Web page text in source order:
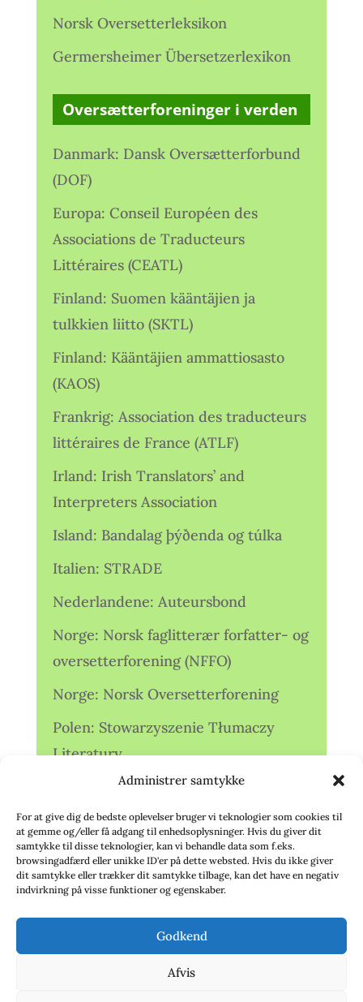
Administrer samtykke
For at give dig de bedste oplevelser bruger vi teknologier som cookies til
at gemme og/eller få adgang til enhedsoplysninger. Hvis du giver dit
samtykke til disse teknologier, kan vi behandle data som f.eks.
browsingadfærd eller unikke ID'er på dette websted. Hvis du ikke giver
dit samtykke eller trækker dit samtykke tilbage, kan det have en negativ
indvirkning på visse funktioner og egenskaber.
Godkend
Afvis
Norsk Oversetterleksikon
Germersheimer Übersetzerlexikon
Oversætterforeninger i verden
Danmark: Dansk Oversætterforbund
(DOF)
Europa: Conseil Européen des
Associations de Traducteurs
Littéraires (CEATL)
Finland: Suomen kääntäjien ja
tulkkien liitto (SKTL)
Finland: Kääntäjien ammattiosasto
(KAOS)
Frankrig: Association des traducteurs
littéraires de France (ATLF)
Irland: Irish Translators’ and
Interpreters Association
Island: Bandalag þýðenda og túlka
Italien: STRADE
Nederlandene: Auteursbond
Norge: Norsk faglitterær forfatter- og
oversetterforening (NFFO)
Norge: Norsk Oversetterforening
Polen: Stowarzyszenie Tłumaczy
Literatury
Storbritannien: Translators
Association (TA)
Sverige: Översättarsektionen (Ö.)
Sverige: Översättarcentrum (ÖC)
deutschsprachiger Übersetzer (VdÜ)